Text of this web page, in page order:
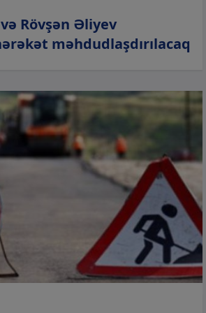
Rövşən Əliyev
məhdudlaşdırılacaq